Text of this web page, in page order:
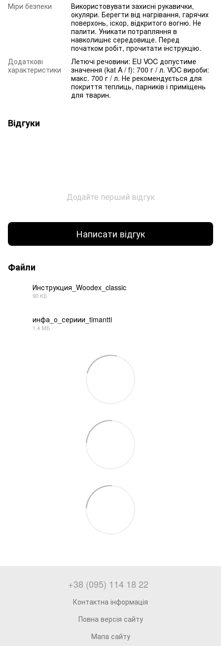
Міри безпеки
Використовувати захисні рукавички,
окуляри. Берегти від нагрівання, гарячих
поверхонь, іскор, відкритого вогню. Не
палити. Уникати потрапляння в
навколишнє середовище. Перед
початком робіт, прочитати інструкцію.
Додаткові
характеристики
Летючі речовини: EU VOC допустиме
значення (kat A / f): 700 г / л. VOC вироби:
макс. 700 г / л. Не рекомендується для
покриття теплиць, парників і приміщень
для тварин.
Відгуки
Додайте перший відгук
Написати відгук
Файли
Инструкция_Woodex_classic
90 КБ
инфа_о_сериии_timantti
1.4 МБ
+38 (095) 114 18 22
Контактна інформація
Повна версія сайту
Мапа сайту